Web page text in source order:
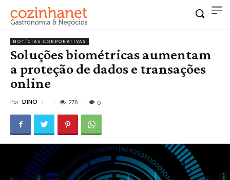
NOTÍCIAS CORPORATIVAS
Soluções biométricas aumentam
a proteção de dados e transações
online
Por DINO 278 0